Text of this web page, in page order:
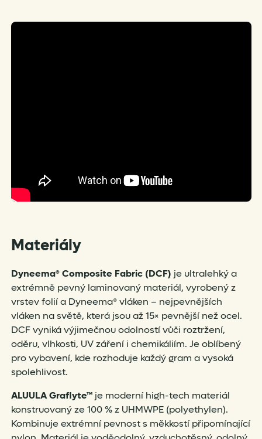
Materiály
Dyneema® Composite Fabric (DCF) je ultralehký a
extrémně pevný laminovaný materiál, vyrobený z
vrstev folií a Dyneema® vláken – nejpevnějších
vláken na světě, která jsou až 15× pevnější než ocel.
DCF vyniká výjimečnou odolností vůči roztržení,
oděru, vlhkosti, UV záření i chemikáliím. Je oblíbený
pro vybavení, kde rozhoduje každý gram a vysoká
spolehlivost.
ALUULA Graflyte™je moderní high-tech materiál
konstruovaný ze 100 % z UHMWPE (polyethylen).
Kombinuje extrémní pevnost s měkkostí připomínající